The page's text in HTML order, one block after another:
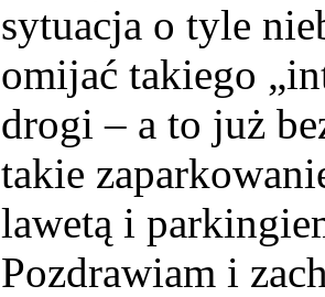
sytuacja o tyle
omijać takiego
drogi – a to już
takie
lawetą i
Pozdrawiam i